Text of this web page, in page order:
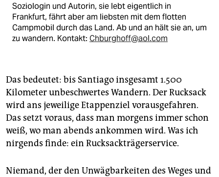
Soziologin und Autorin, sie lebt eigentlich in
Frankfurt, fährt aber am liebsten mit dem flotten
Campmobil durch das Land. Ab und an hält sie an, um
zu wandern. Kontakt: Chburghoff@aol.com
Das bedeutet: bis Santiago insgesamt 1.500
Kilometer unbeschwertes Wandern. Der Rucksack
wird ans jeweilige Etappenziel vorausgefahren.
Das setzt voraus, dass man morgens immer schon
weiß, wo man abends ankommen wird. Was ich
nirgends finde: ein Rucksackträgerservice.
Niemand, der den Unwägbarkeiten des Weges und